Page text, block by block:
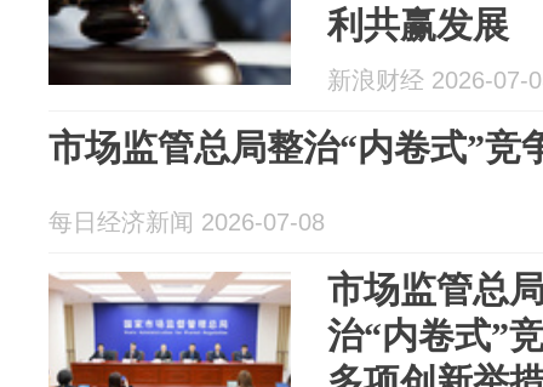
利共赢发展
新浪财经 2026-07-
市场监管总局整治“内卷式”竞
每日经济新闻 2026-07-08
市场监管总
治“内卷式”